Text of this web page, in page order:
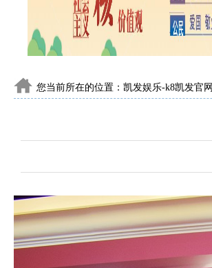
您当前所在的位置： 凯发娱乐-k8凯发官网